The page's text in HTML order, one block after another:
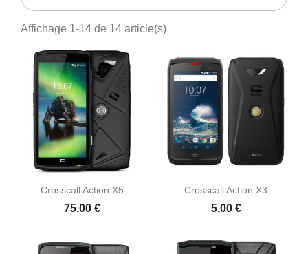
Affichage 1-14 de 14 article(s)
Crosscall Action X5
75,00 €
Crosscall Action X3
5,00 €